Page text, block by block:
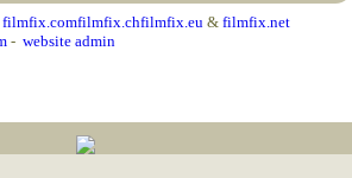
filmfix.comfilmfix.chfilmfix.eu & filmfix.net
- website admin